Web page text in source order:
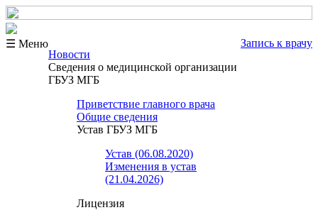
☰ Меню
Запись к врачу
Новости
Сведения о медицинской организации
ГБУЗ МГБ
Приветствие главного врача
Общие сведения
Устав ГБУЗ МГБ
Устав (06.08.2020)
Изменения в устав
(21.04.2026)
Лицензия